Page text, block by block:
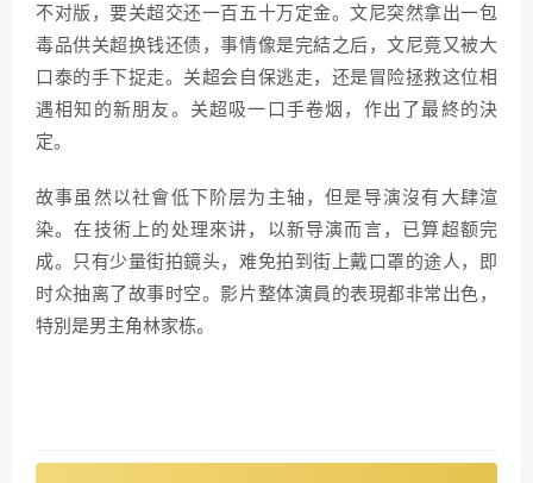
不对版，要关超交还一百五十万定金。文尼突然拿出一包
毒品供关超换钱还债，事情像是完結之后，文尼竟又被大
口泰的手下捉走。关超会自保逃走，还是冒险拯救这位相
遇相知的新朋友。关超吸一口手卷烟，作出了最終的決
定。
故事虽然以社會低下阶层为主轴，但是导演沒有大肆渲
染。在技術上的处理來讲，以新导演而言，已算超额完
成。只有少量街拍鏡头，难免拍到街上戴口罩的途人，即
时众抽离了故事时空。影片整体演員的表現都非常出色，
特別是男主角林家栋。